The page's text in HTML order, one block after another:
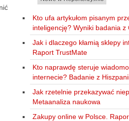
Kto ufa artykułom pisanym
inteligencję? Wyniki badania z
Jak i dlaczego kłamią sklepy
Raport TrustMate
Kto naprawdę steruje
internecie? Badanie z
Jak rzetelnie przekazywać
Metaanaliza naukowa
Zakupy online w Polsce.